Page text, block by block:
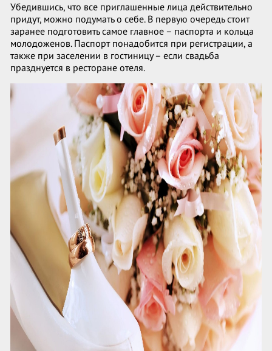
Убедившись, что все приглашенные лица действительно
придут, можно подумать о себе. В первую очередь стоит
заранее подготовить самое главное – паспорта и кольца
молодоженов. Паспорт понадобится при регистрации, а
также при заселении в гостиницу – если свадьба
празднуется в ресторане отеля.